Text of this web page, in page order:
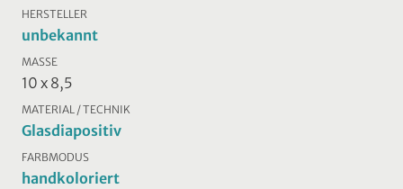
HERSTELLER
unbekannt
MASSE
10 x 8,5
MATERIAL / TECHNIK
Glasdiapositiv
FARBMODUS
handkoloriert